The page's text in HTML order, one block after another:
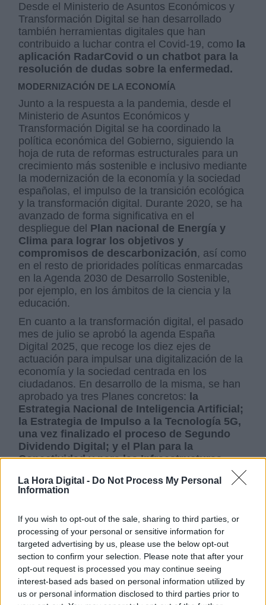
La Hora Digital - Do Not Process My Personal
Information
If you wish to opt-out of the sale, sharing to third parties, or
processing of your personal or sensitive information for
targeted advertising by us, please use the below opt-out
section to confirm your selection. Please note that after your
opt-out request is processed you may continue seeing
interest-based ads based on personal information utilized by
us or personal information disclosed to third parties prior to
Desde el Ministerio de Asuntos Económicos y
Transformación Digital se han desarrollado
también herramientas digitales que han
contribuido a luchar contra el Covid-19, como la
aplicación RadarCovid o un chatbot para la
resolución de dudas sobre la enfermedad.
MODERNIZACIÓN DE LA ECONOMÍA
Junto a la respuesta a la pandemia, desde el
Ministerio de Asuntos Económicos y
Transformación Digital se ha coordinado la
política económica del Gobierno, siguiendo la
hoja de ruta de reformas estructurales para un
crecimiento más sostenible e inclusivo mediante
la modernización de la economía y la sociedad
españolas, el impulso de la transición ecológica
y la transformación digital. Durante 2020, se ha
avanzado de forma significativa en el
despliegue del Plan nacional de Energía y
Clima para lograr los objetivos y
compromisos de descarbonización, así como
en el resto de prioridades políticas enmarcadas
en la Agenda 2030 de Desarrollo Sostenible,
por ejemplo, en los ámbitos de la ciencia y la
educación.
En cuanto a la transformación digital, el pasado
mes de julio se aprobó la agenda España
Digital 2025, que recoge los diez ejes de
actuación para impulsar una digitalización de la
economía y la sociedad centrada en los
ciudadanos. En desarrollo de la misma, se han
aprobado ya tres Planes concretos:
la
Estrategia Nacional de Inteligencia Artificial;
la Estrategia de Impulso a la Tecnología 5G,
una vez finalizado el proceso de Segundo
Dividendo Digital; y el Plan para la
Conectividad y para las Infraestructuras
extensión de banda ancha para continuar
reduciendo la brecha digital y afrontando el reto
el programaEduca en Digital.
Además, se ha aprobado laLey para la
Transformación Digital del Sistema
Financiero, que establece la creación de un
espacio de pruebas seguro para el desarrollo
de nuevos productos y servicios (sandbox), del
que ya se ha anunciado su primera